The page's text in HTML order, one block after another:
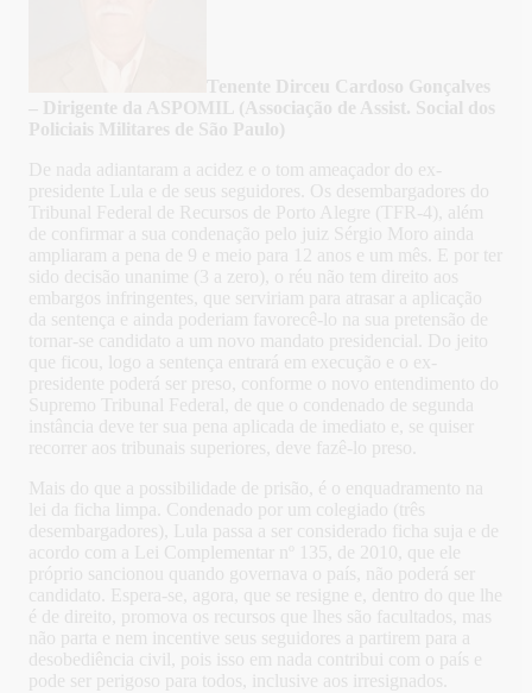
Tenente Dirceu Cardoso Gonçalves
– Dirigente da ASPOMIL (Associação de Assist. Social dos
Policiais Militares de São Paulo)
De nada adiantaram a acidez e o tom ameaçador do ex-
presidente Lula e de seus seguidores. Os desembargadores do
Tribunal Federal de Recursos de Porto Alegre (TFR-4), além
de confirmar a sua condenação pelo juiz Sérgio Moro ainda
ampliaram a pena de 9 e meio para 12 anos e um mês. E por ter
sido decisão unanime (3 a zero), o réu não tem direito aos
embargos infringentes, que serviriam para atrasar a aplicação
da sentença e ainda poderiam favorecê-lo na sua pretensão de
tornar-se candidato a um novo mandato presidencial. Do jeito
que ficou, logo a sentença entrará em execução e o ex-
presidente poderá ser preso, conforme o novo entendimento do
Supremo Tribunal Federal, de que o condenado de segunda
instância deve ter sua pena aplicada de imediato e, se quiser
recorrer aos tribunais superiores, deve fazê-lo preso.
Mais do que a possibilidade de prisão, é o enquadramento na
lei da ficha limpa. Condenado por um colegiado (três
desembargadores), Lula passa a ser considerado ficha suja e de
acordo com a Lei Complementar nº 135, de 2010, que ele
próprio sancionou quando governava o país, não poderá ser
candidato. Espera-se, agora, que se resigne e, dentro do que lhe
é de direito, promova os recursos que lhes são facultados, mas
não parta e nem incentive seus seguidores a partirem para a
desobediência civil, pois isso em nada contribui com o país e
pode ser perigoso para todos, inclusive aos irresignados.